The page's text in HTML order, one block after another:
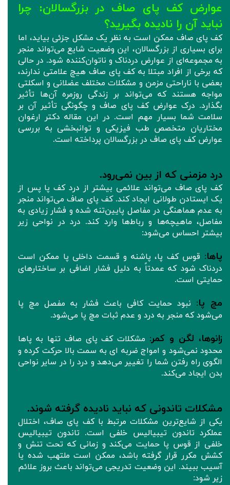
عوارض کف پای صاف در بزرگسالان: چرا
نباید آن‌ را نادیده بگیرید؟
کف پای صاف ممکن است به نظر یک مشکل جزئی بیاید، اما
برای بسیاری از بزرگسالان، این وضعیت شایع می‌تواند منجر
به مجموعه‌ای از عوارض دردناک و ناتوان‌کننده شود. در حالی
که برخی از افراد مبتلا به کف پای صاف هیچ علامتی ندارند،
بعضی با ناراحتی مزمن و مشکلات مختلف عضلانی و اسکلتی
مواجه هستند که می‌تواند بر زندگی روزمره آن‌ها تأثیر
بگذارد. درک عوارض کف پای صاف و چگونگی تأثیر آن بر
سلامت شما بسیار مهم است. در این مقاله دکتر ارغوان
مختاریان متخصص طب فیزیکی و توانبخشی به بررسی
عوارض کف پای صاف در بزرگسالان پرداخته است.
درد مزمنی که از بین نمی‌رود.
کف پای صاف می‌تواند علائمی بیشتر از درد کف پا پس از
یک ایستادن طولانی ایجاد کند. کف پای صاف می‌تواند منجر
به عدم هماهنگی در مفاصل پایین‌تنه شده و فشار زیادی به
مفاصل، ماهیچه‌ها و رباط‌ها وارد کند. درد در نواحی زیر
بیشتر احساس می‌شود:
پاها: قوس کف پا، پاشنه و قسمت داخلی پا ممکن است
دردناک شود که عمدتاً به دلیل فشار اضافی بر ساختارهای
حمایتی است.
مچ پا: نبود حمایت کافی باعث فشار به مفصل مچ پا
می‌شود که منجر به درد و عدم ثبات مچ پا می‌شود.
زانوها، لگن و کمر: مشکلات کف پای صاف تنها به پاها
محدود نمی‌شود و امواج ضربه ای به سمت بالا حرکت کرده و
الگوی راه رفتن شما را تغییر می‌دهد و درد را در سایر نواحی
بدن ایجاد می‌کند.
مشکلات تاندونی که نباید نادیده گرفته شوند.
یکی از شایع‌ترین مشکلات مرتبط با کف پای صاف، اختلال
عملکرد تاندون تیبیالیس خلفی است. تاندون تیبیالیس
خلفی از قوس پا حمایت می‌کند و زمانی که تحت تنش و
کشش مکرر قرار گرفته باشد، ممکن است ملتهب شده یا
آسیب ببیند. این وضعیت تدریجی می‌تواند باعث بروز علائم
زیر شود: